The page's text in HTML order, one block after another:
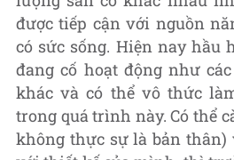
được tiếp cận với nguồn
có sức sống. Hiện nay hầu
đang cố hoạt động như
khác và có thể vô thức
trong quá trình này. Có thể
không thực sự là bản thân)